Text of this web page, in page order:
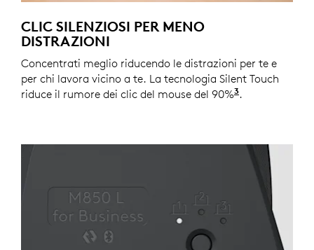
CLIC SILENZIOSI PER MENO
DISTRAZIONI
Concentrati meglio riducendo le distrazioni per te e
per chi lavora vicino a te. La tecnologia Silent Touch
riduce il rumore dei clic del mouse del 90%3Il rumore dei
.